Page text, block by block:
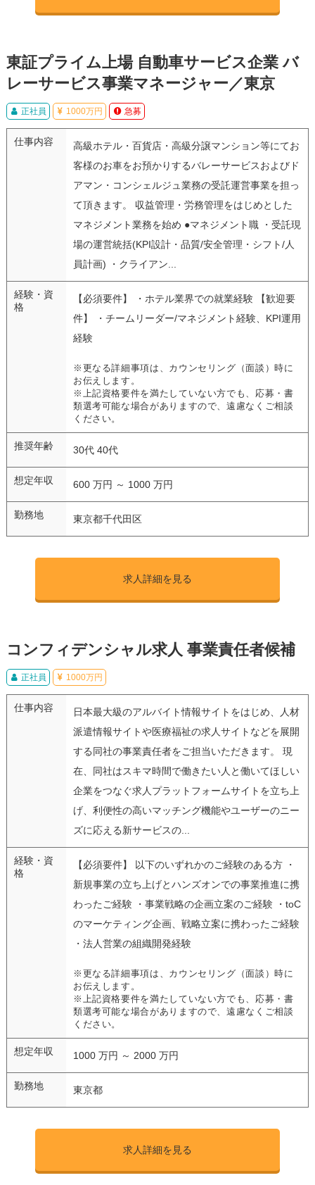
東証プライム上場 自動車サービス企業 バ
レーサービス事業マネージャー／東京
正社員 1000万円 急募
仕事内容
高級ホテル・百貨店・高級分譲マンション等にてお
客様のお車をお預かりするバレーサービスおよびド
アマン・コンシェルジュ業務の受託運営事業を担っ
て頂きます。 収益管理・労務管理をはじめとした
マネジメント業務を始め ●マネジメント職 ・受託現
場の運営統括(KPI設計・品質/安全管理・シフト/人
員計画) ・クライアン...
経験・資
格
【必須要件】 ・ホテル業界での就業経験 【歓迎要
件】 ・チームリーダー/マネジメント経験、KPI運用
経験
※更なる詳細事項は、カウンセリング（面談）時に
お伝えします。
※上記資格要件を満たしていない方でも、応募・書
類選考可能な場合がありますので、遠慮なくご相談
ください。
推奨年齢 30代 40代
想定年収 600 万円 ～ 1000 万円
勤務地 東京都千代田区
求人詳細を見る
コンフィデンシャル求人 事業責任者候補
正社員 1000万円
仕事内容
日本最大級のアルバイト情報サイトをはじめ、人材
派遣情報サイトや医療福祉の求人サイトなどを展開
する同社の事業責任者をご担当いただきます。 現
在、同社はスキマ時間で働きたい人と働いてほしい
企業をつなぐ求人プラットフォームサイトを立ち上
げ、利便性の高いマッチング機能やユーザーのニー
ズに応える新サービスの...
経験・資
格
【必須要件】 以下のいずれかのご経験のある方 ・
新規事業の立ち上げとハンズオンでの事業推進に携
わったご経験 ・事業戦略の企画立案のご経験 ・toC
のマーケティング企画、戦略立案に携わったご経験
・法人営業の組織開発経験
※更なる詳細事項は、カウンセリング（面談）時に
お伝えします。
※上記資格要件を満たしていない方でも、応募・書
類選考可能な場合がありますので、遠慮なくご相談
ください。
想定年収 1000 万円 ～ 2000 万円
勤務地 東京都
求人詳細を見る